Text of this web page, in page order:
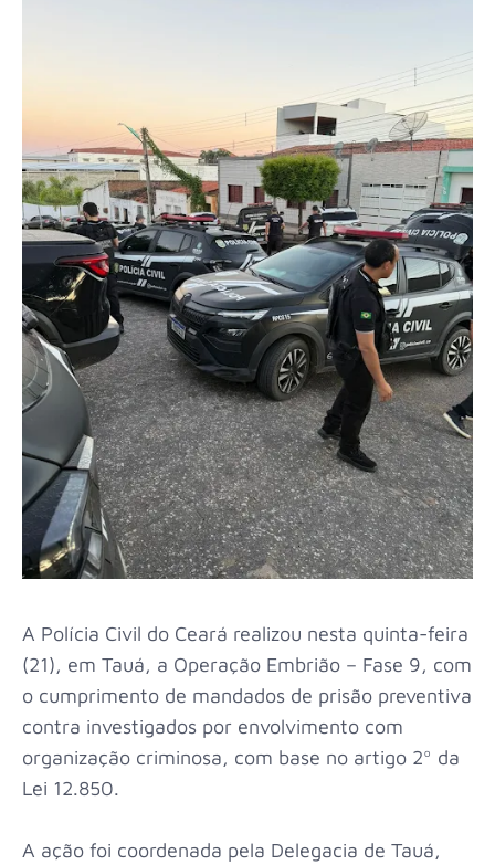
A Polícia Civil do Ceará realizou nesta quinta-feira
(21), em Tauá, a Operação Embrião – Fase 9, com
o cumprimento de mandados de prisão preventiva
contra investigados por envolvimento com
organização criminosa, com base no artigo 2º da
Lei 12.850.
A ação foi coordenada pela Delegacia de Tauá,